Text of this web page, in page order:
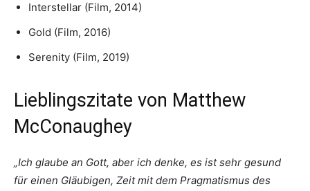
Interstellar (Film, 2014)
Gold (Film, 2016)
Serenity (Film, 2019)
Lieblingszitate von Matthew
McConaughey
„Ich glaube an Gott, aber ich denke, es ist sehr gesund
für einen Gläubigen, Zeit mit dem Pragmatismus des